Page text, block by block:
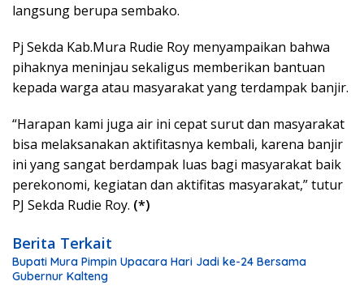
langsung berupa sembako.
Pj Sekda Kab.Mura Rudie Roy menyampaikan bahwa
pihaknya meninjau sekaligus memberikan bantuan
kepada warga atau masyarakat yang terdampak banjir.
“Harapan kami juga air ini cepat surut dan masyarakat
bisa melaksanakan aktifitasnya kembali, karena banjir
ini yang sangat berdampak luas bagi masyarakat baik
perekonomi, kegiatan dan aktifitas masyarakat,” tutur
PJ Sekda Rudie Roy. (*)
Berita Terkait
Bupati Mura Pimpin Upacara Hari Jadi ke-24 Bersama
Gubernur Kalteng